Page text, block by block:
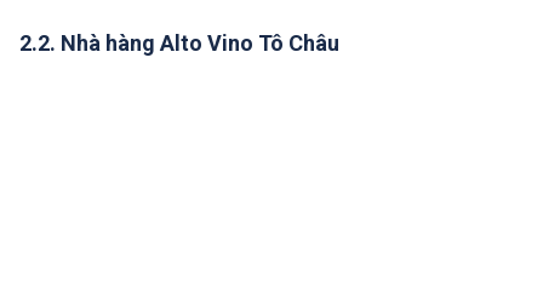
2.2. Nhà hàng Alto Vino Tô Châu